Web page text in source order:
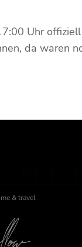
Uhr
da waren
& travel